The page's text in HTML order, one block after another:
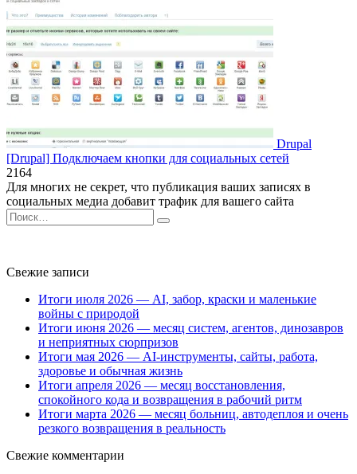
Drupal
[Drupal] Подключаем кнопки для социальных сетей
2164
Для многих не секрет, что публикация ваших записях в
социальных медиа добавит трафик для вашего сайта
Search
for:
Свежие записи
Итоги июля 2026 — AI, забор, краски и маленькие
войны с природой
Итоги июня 2026 — месяц систем, агентов, динозавров
и неприятных сюрпризов
Итоги мая 2026 — AI-инструменты, сайты, работа,
здоровье и обычная жизнь
Итоги апреля 2026 — месяц восстановления,
спокойного кода и возвращения в рабочий ритм
Итоги марта 2026 — месяц больниц, автодеплоя и очень
резкого возвращения в реальность
Свежие комментарии